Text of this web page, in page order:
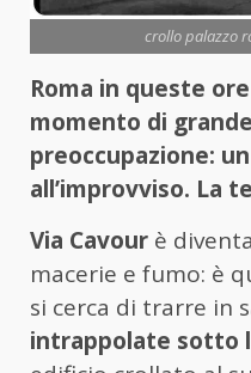
crollo palazzo
Roma in queste
momento di
preoccupazione:
all’improvviso. La
Via Cavour è
macerie e fumo: è
si cerca di trarre in
intrappolate sotto